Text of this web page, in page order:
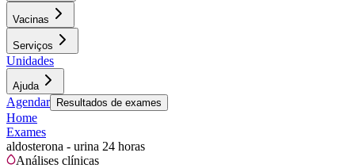
Vacinas
Serviços
Unidades
Ajuda
Agendar Resultados de exames
Home
Exames
aldosterona - urina 24 horas
Análises clínicas